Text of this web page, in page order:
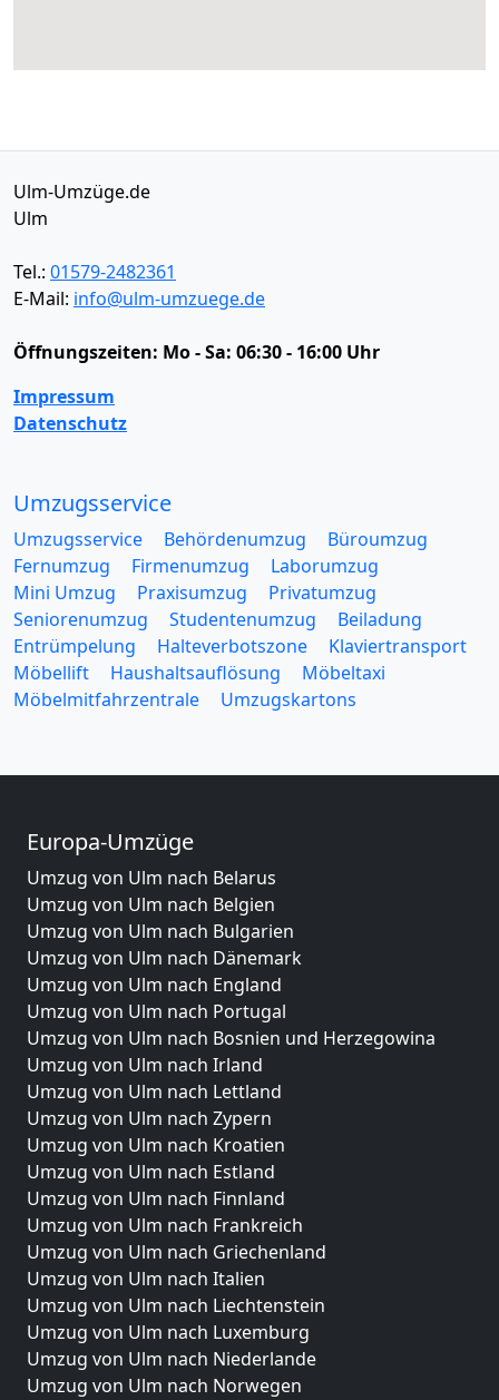
Ulm-Umzüge.de
Ulm
Tel.: 01579-2482361
E-Mail: info@ulm-umzuege.de
Öffnungszeiten: Mo - Sa: 06:30 - 16:00 Uhr
Impressum
Datenschutz
Umzugsservice
Umzugsservice Behördenumzug
Büroumzug
Fernumzug
Firmenumzug
Laborumzug
Mini Umzug
Praxisumzug
Privatumzug
Seniorenumzug
Studentenumzug
Beiladung
Entrümpelung
Halteverbotszone
Klaviertransport
Möbellift
Haushaltsauflösung
Möbeltaxi
Möbelmitfahrzentrale
Umzugskartons
Europa-Umzüge
Umzug von Ulm nach Belarus
Umzug von Ulm nach Belgien
Umzug von Ulm nach Bulgarien
Umzug von Ulm nach Dänemark
Umzug von Ulm nach England
Umzug von Ulm nach Portugal
Umzug von Ulm nach Bosnien und Herzegowina
Umzug von Ulm nach Irland
Umzug von Ulm nach Lettland
Umzug von Ulm nach Zypern
Umzug von Ulm nach Kroatien
Umzug von Ulm nach Estland
Umzug von Ulm nach Finnland
Umzug von Ulm nach Frankreich
Umzug von Ulm nach Griechenland
Umzug von Ulm nach Italien
Umzug von Ulm nach Liechtenstein
Umzug von Ulm nach Luxemburg
Umzug von Ulm nach Niederlande
Umzug von Ulm nach Norwegen